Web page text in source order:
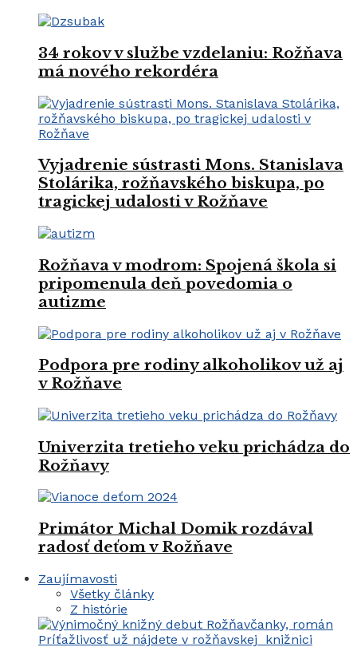
34 rokov v službe vzdelaniu: Rožňava
má nového rekordéra
Vyjadrenie sústrasti Mons. Stanislava
Stolárika, rožňavského biskupa, po
tragickej udalosti v Rožňave
Rožňava v modrom: Spojená škola si
pripomenula deň povedomia o
autizme
Podpora pre rodiny alkoholikov už aj
v Rožňave
Univerzita tretieho veku prichádza do
Rožňavy
Primátor Michal Domik rozdával
radosť deťom v Rožňave
Zaujímavosti
Všetky články
Z histórie